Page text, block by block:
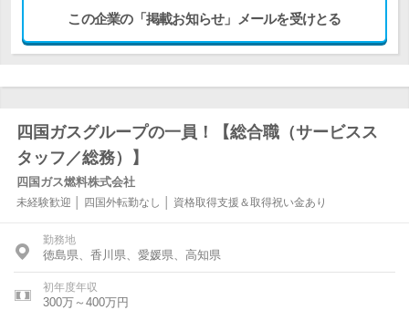
この企業の「掲載お知らせ」メールを受けとる
四国ガスグループの一員！【総合職（サービスス
タッフ／総務）】
四国ガス燃料株式会社
未経験歓迎 │ 四国外転勤なし │ 資格取得支援＆取得祝い金あり
勤務地
徳島県、香川県、愛媛県、高知県
初年度年収
300万～400万円